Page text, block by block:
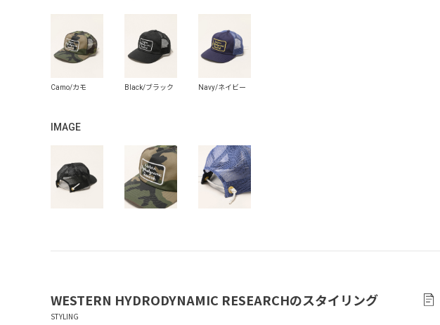
IMAGE
WESTERN HYDRODYNAMIC RESEARCHのスタイリング